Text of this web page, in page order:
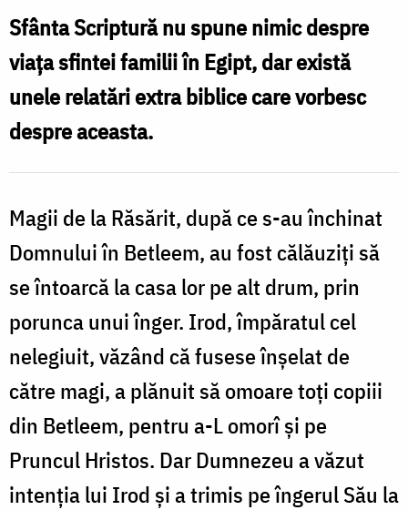
lui
Hristos
în
Oana
Nechifor
Sfânta Scriptură nu spune nimic despre
viața sfintei familii în Egipt, dar există
unele relatări extra biblice care vorbesc
despre aceasta.
Magii de la Răsărit, după ce s-au închinat
Domnului în Betleem, au fost călăuziți să
se întoarcă la casa lor pe alt drum, prin
porunca unui înger. Irod, împăratul cel
nelegiuit, văzând că fusese înșelat de
către magi, a plănuit să omoare toți copiii
din Betleem, pentru a-L omorî și pe
Pruncul Hristos. Dar Dumnezeu a văzut
intenția lui Irod și a trimis pe îngerul Său la